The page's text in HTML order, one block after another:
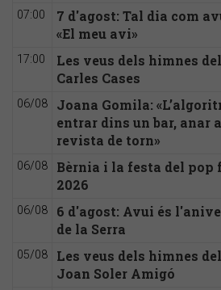
07:00
7 d'agost: Tal dia com
«El meu avi»
17:00
Les veus dels himnes
Carles Cases
06/08
Joana Gomila:
entrar dins un bar, anar
revista de torn»
06/08
Bèrnia i la festa del pop
2026
06/08
6 d'agost: Avui és
de la Serra
05/08
Les veus dels himnes
Joan Soler Amigó